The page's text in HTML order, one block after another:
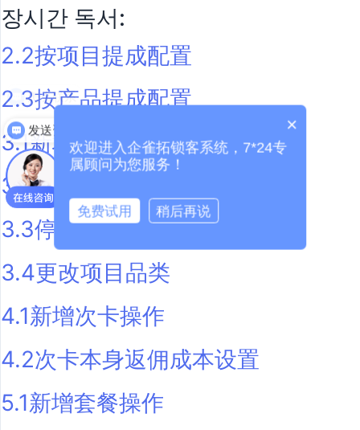
장시간 독서:
2.2按项目提成配置
2.3按产品提成配置
3.1新增项目操作
3.2修改项目操作
3.3停用项目操作
3.4更改项目品类
4.1新增次卡操作
4.2次卡本身返佣成本设置
5.1新增套餐操作
发送资料
怎么联系
×
欢迎进入企雀拓锁客系统，7*24专
属顾问为您服务！
免费试用 稍后再说